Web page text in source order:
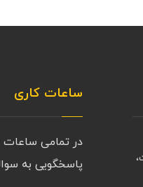
ساعات کاری
در تمامی ساعات
پاسخگویی به